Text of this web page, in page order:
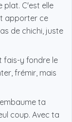
plat. C'est elle
apporter ce
de chichi, juste
fais-y fondre le
frémir, mais
ta
coup. Avec ta